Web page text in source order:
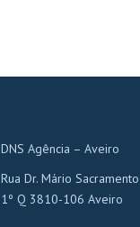
DNS Agência – Aveiro
Rua Dr. Mário
1º Q 3810-106 Aveiro